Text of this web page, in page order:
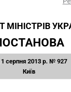
МІНІСТРІВ
1 серпня 2013 р. № 927
Київ